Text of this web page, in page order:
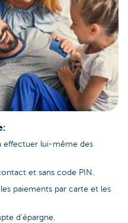
effectuer lui-même des
et sans code PIN.
paiements par carte et les
d'épargne.